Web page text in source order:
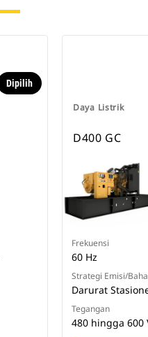
Dipilih
Daya Listrik
D400 GC
Frekuensi
60 Hz
Strategi Emisi/
Darurat
Tegangan
480 hingga 600